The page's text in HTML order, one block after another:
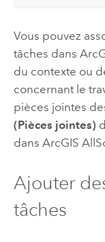
Vous pouvez
tâches dans
du contexte ou
concernant le
pièces jointes
(Pièces jointes)
dans ArcGIS
Ajouter
tâches